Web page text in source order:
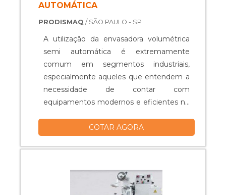
AUTOMÁTICA
PRODISMAQ / SÃO PAULO - SP
A utilização da envasadora volumétrica
semi automática é extremamente
comum em segmentos industriais,
especialmente aqueles que entendem a
necessidade de contar com
equipamentos modernos e eficientes no
geral, o maquinário tem como
aumentar a produtividade, colaborando
realizados na cadeia produtiva tenham
maior segurança, evitando desperdícios e
COTAR AGORA